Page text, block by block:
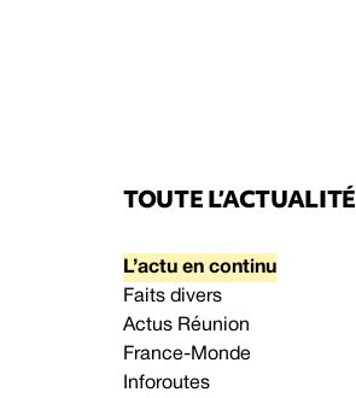
TOUTE L’ACTUALITÉ
L’actu en continu
Faits divers
Actus Réunion
France-Monde
Inforoutes